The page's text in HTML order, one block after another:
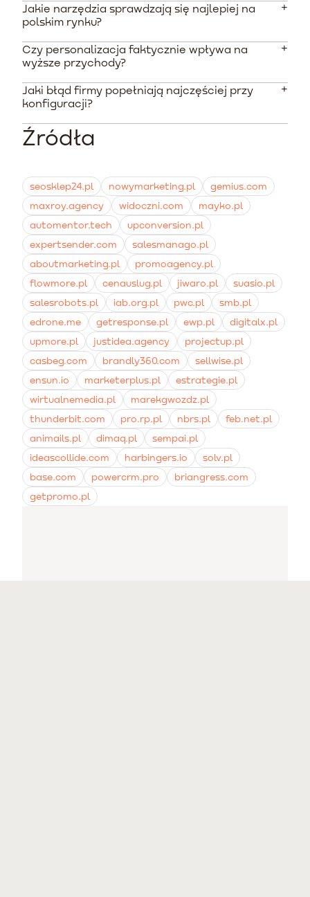
Bieżąca miesięczna obsługa wymaga budżetu rzędu 6
do 10 tysięcy PLN.
Dane rynkowe wskazują, że zaawansowane wdrażanie
na poziomie 544 procent. Oznacza to wielokrotny
zwrot każdej wydanej na narzędzie złotówki.
Jakie narzędzia sprawdzają się najlepiej na
polskim rynku?
Polskie sklepy internetowe najczęściej wybierają
GetResponse. Różnią się one modelem rozliczeń oraz
głębokością integracji z platformami sprzedażowymi.
Czy personalizacja faktycznie wpływa na
wyższe przychody?
Poprawnie wykorzystane dane o produktach potrafią
przychodów z rekomendacji. W branży zoologicznej
dostosowanie treści do wieku i rasy zwierzęcia mocno
Jaki błąd firmy popełniają najczęściej przy
konfiguracji?
Największym błędem jest brak rzetelnej segmentacji i
list i drastyczne obniżenie skuteczności kolejnych
kampanii.
Źródła
seosklep24.pl nowymarketing.pl
gemius.com
maxroy.agency
widoczni.com
mayko.pl
automentor.tech
upconversion.pl
expertsender.com
salesmanago.pl
aboutmarketing.pl
promoagency.pl
flowmore.pl
cenauslug.pl jiwaro.pl
suasio.pl
salesrobots.pl
iab.org.pl pwc.pl
smb.pl
edrone.me
getresponse.pl ewp.pl
digitalx.pl
upmore.pl
justidea.agency
projectup.pl
casbeg.com
brandly360.com
sellwise.pl
ensun.io
marketerplus.pl
estrategie.pl
wirtualnemedia.pl
marekgwozdz.pl
thunderbit.com
pro.rp.pl nbrs.pl
feb.net.pl
animails.pl
dimaq.pl
sempai.pl
ideascollide.com
harbingers.io
solv.pl
base.com
powercrm.pro
briangress.com
getpromo.pl